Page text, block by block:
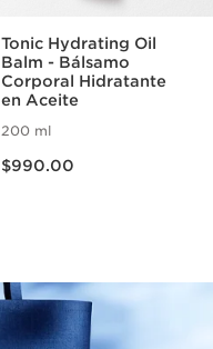
Tonic Hydrating Oil
Balm - Bálsamo
Corporal Hidratante
en Aceite
200 ml
$990.00